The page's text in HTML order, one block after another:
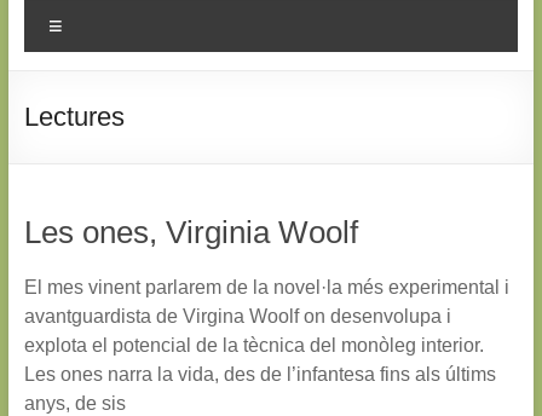
Lectures
Les ones, Virginia Woolf
El mes vinent parlarem de la novel·la més experimental i
avantguardista de Virgina Woolf on desenvolupa i
explota el potencial de la tècnica del monòleg interior.
Les ones narra la vida, des de l’infantesa fins als últims
anys, de sis